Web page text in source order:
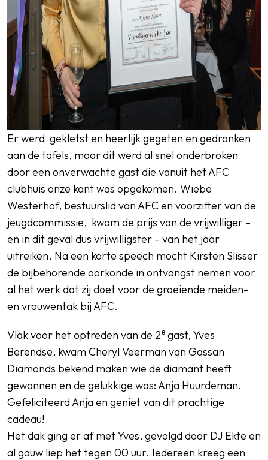
Er werd gekletst en heerlijk gegeten en gedronken
aan de tafels, maar dit werd al snel onderbroken
door een onverwachte gast die vanuit het AFC
clubhuis onze kant was opgekomen. Wiebe
Westerhof, bestuurslid van AFC en voorzitter van de
jeugdcommissie, kwam de prijs van de vrijwilliger –
en in dit geval dus vrijwilligster – van het jaar
uitreiken. Na een korte speech mocht Kirsten Slisser
de bijbehorende oorkonde in ontvangst nemen voor
al het werk dat zij doet voor de groeiende meiden-
en vrouwentak bij AFC.
Vlak voor het optreden van de 2e gast, Yves
Berendse, kwam Cheryl Veerman van Gassan
Diamonds bekend maken wie de diamant heeft
gewonnen en de gelukkige was: Anja Huurdeman.
Gefeliciteerd Anja en geniet van dit prachtige
cadeau!
Het dak ging er af met Yves, gevolgd door DJ Ekte en
al gauw liep het tegen 00 uur. Iedereen kreeg een